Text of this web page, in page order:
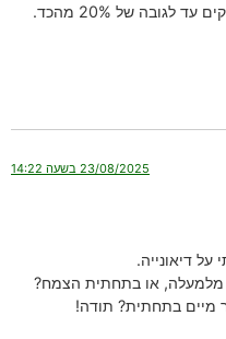
של 20% מהכד.
23/08/2025 בשעה 14:22
דיאונייה.
מלמעלה, או בתחתית הצמח?
מיים בתחתית? תודה!